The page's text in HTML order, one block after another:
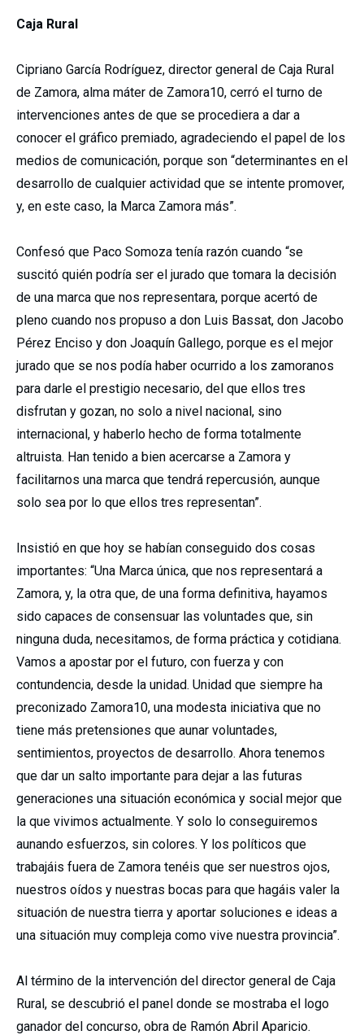
Caja Rural
Cipriano García Rodríguez, director general de Caja Rural
de Zamora, alma máter de Zamora10, cerró el turno de
intervenciones antes de que se procediera a dar a
conocer el gráfico premiado, agradeciendo el papel de los
medios de comunicación, porque son “determinantes en el
desarrollo de cualquier actividad que se intente promover,
y, en este caso, la Marca Zamora más”.
Confesó que Paco Somoza tenía razón cuando “se
suscitó quién podría ser el jurado que tomara la decisión
de una marca que nos representara, porque acertó de
pleno cuando nos propuso a don Luis Bassat, don Jacobo
Pérez Enciso y don Joaquín Gallego, porque es el mejor
jurado que se nos podía haber ocurrido a los zamoranos
para darle el prestigio necesario, del que ellos tres
disfrutan y gozan, no solo a nivel nacional, sino
internacional, y haberlo hecho de forma totalmente
altruista. Han tenido a bien acercarse a Zamora y
facilitarnos una marca que tendrá repercusión, aunque
solo sea por lo que ellos tres representan”.
Insistió en que hoy se habían conseguido dos cosas
importantes: “Una Marca única, que nos representará a
Zamora, y, la otra que, de una forma definitiva, hayamos
sido capaces de consensuar las voluntades que, sin
ninguna duda, necesitamos, de forma práctica y cotidiana.
Vamos a apostar por el futuro, con fuerza y con
contundencia, desde la unidad. Unidad que siempre ha
preconizado Zamora10, una modesta iniciativa que no
tiene más pretensiones que aunar voluntades,
sentimientos, proyectos de desarrollo. Ahora tenemos
que dar un salto importante para dejar a las futuras
generaciones una situación económica y social mejor que
la que vivimos actualmente. Y solo lo conseguiremos
aunando esfuerzos, sin colores. Y los políticos que
trabajáis fuera de Zamora tenéis que ser nuestros ojos,
nuestros oídos y nuestras bocas para que hagáis valer la
situación de nuestra tierra y aportar soluciones e ideas a
una situación muy compleja como vive nuestra provincia”.
Al término de la intervención del director general de Caja
Rural, se descubrió el panel donde se mostraba el logo
ganador del concurso, obra de Ramón Abril Aparicio.